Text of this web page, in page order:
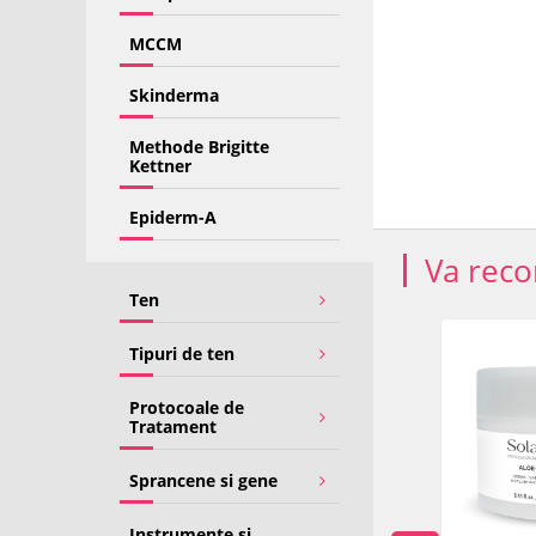
MCCM
Skinderma
Methode Brigitte
Kettner
Epiderm-A
Ten
Tipuri de ten
Protocoale de
Tratament
Sprancene si gene
Va
-25%